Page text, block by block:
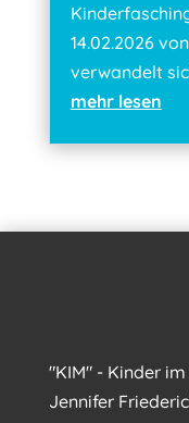
14.02.2026
verwandelt
mehr lesen
"KIM" - Kinder
Jennifer